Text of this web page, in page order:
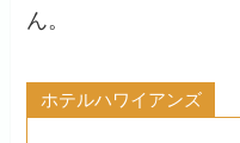
ん。
ホテルハワイアンズ